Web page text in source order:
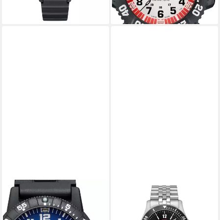
-46%
lieferbar - in 2-3 Werktagen bei dir
LUMINOX
Quarzuhr Luminox XS.0323.L
Leatherback Sea Turtle Giant
Schweizer Uhr Sport Timer
0910 Serie